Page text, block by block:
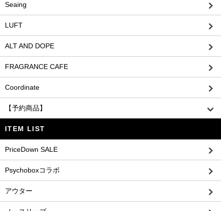
Seaing
LUFT
ALT AND DOPE
FRAGRANCE CAFE
Coordinate
【予約商品】
ITEM LIST
PriceDown SALE
Psychoboxコラボ
アウター